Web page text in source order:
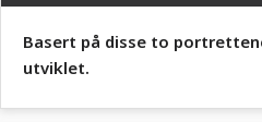
Basert på disse to
utviklet.